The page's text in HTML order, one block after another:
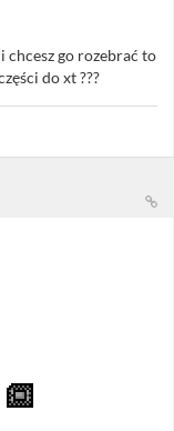
chcesz go rozebrać to
do xt ???